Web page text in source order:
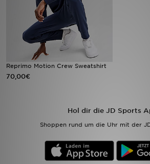
Reprimo Motion Crew Sweatshirt
70,00€
Hol dir die JD Sports
Shoppen rund um die Uhr mit der
Bestsellers
JD Exklusives
Geschenkkarte